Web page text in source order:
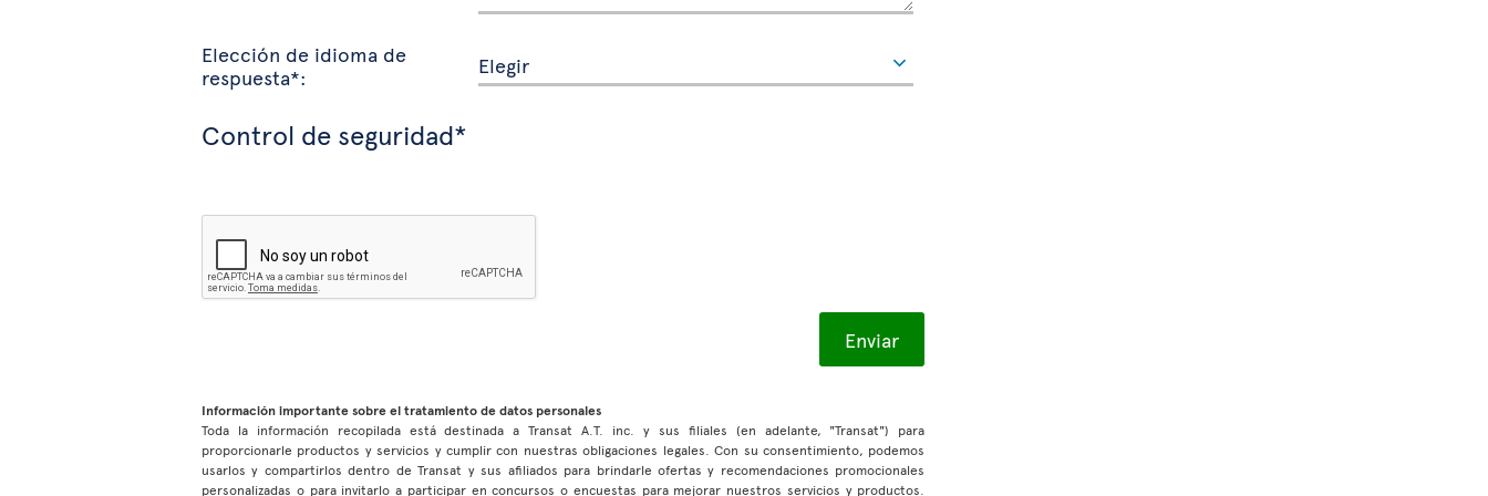
Elección de idioma de
respuesta*:
Control de seguridad*
Información importante sobre el tratamiento de datos personales
Toda la información recopilada está destinada a Transat A.T. inc. y sus filiales (en adelante, "Transat") para
proporcionarle productos y servicios y cumplir con nuestras obligaciones legales. Con su consentimiento, podemos
usarlos y compartirlos dentro de Transat y sus afiliados para brindarle ofertas y recomendaciones promocionales
personalizadas o para invitarlo a participar en concursos o encuestas para mejorar nuestros servicios y productos.